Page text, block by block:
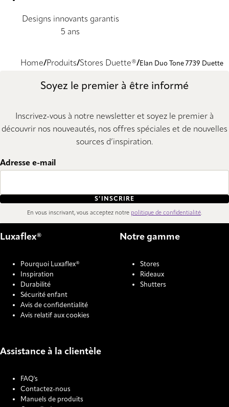
Designs innovants garantis
5 ans
Home Produits Stores Duette® Elan Duo Tone 7739 Duette
Soyez le premier à être informé
Inscrivez-vous à notre newsletter et soyez le premier à
découvrir nos nouveautés, nos offres spéciales et de nouvelles
sources d’inspiration.
Adresse e-mail
S’INSCRIRE
En vous inscrivant, vous acceptez notre politique de confidentialité.
Luxaflex®
Pourquoi Luxaflex®
Inspiration
Durabilité
Sécurité enfant
Avis de confidentialité
Avis relatif aux cookies
Notre gamme
Stores
Rideaux
Shutters
Assistance à la clientèle
FAQ's
Contactez-nous
Manuels de produits